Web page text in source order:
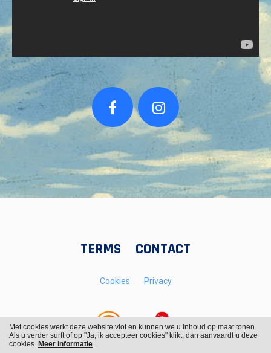
TERMS CONTACT
Cookies Privacy
Met cookies werkt deze website vlot en kunnen we u inhoud op maat tonen.
Als u verder surft of op "Ja, ik accepteer cookies" klikt, dan aanvaardt u deze
cookies. Meer informatie